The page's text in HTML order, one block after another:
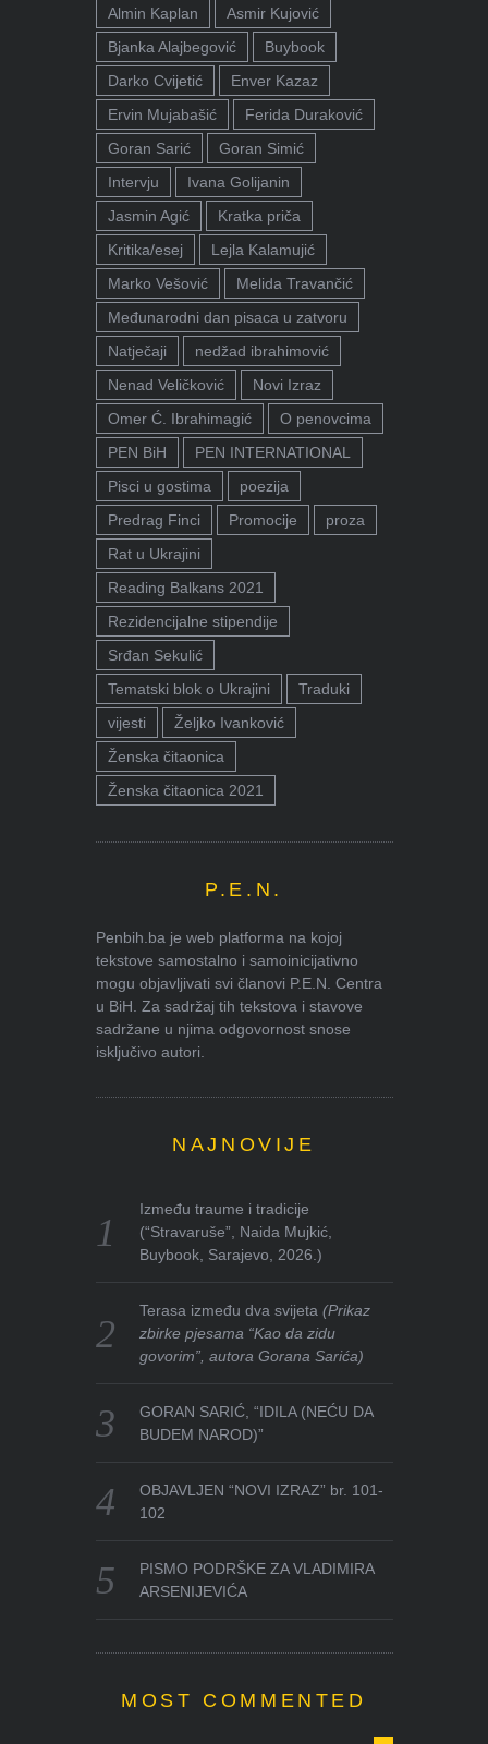
Almin Kaplan
Asmir Kujović
Bjanka Alajbegović
Buybook
Darko Cvijetić
Enver Kazaz
Ervin Mujabašić
Ferida Duraković
Goran Sarić
Goran Simić
Intervju
Ivana Golijanin
Jasmin Agić
Kratka priča
Kritika/esej
Lejla Kalamujić
Marko Vešović
Melida Travančić
Međunarodni dan pisaca u zatvoru
Natječaji
nedžad ibrahimović
Nenad Veličković
Novi Izraz
Omer Ć. Ibrahimagić
O penovcima
PEN BiH
PEN INTERNATIONAL
Pisci u gostima
poezija
Predrag Finci
Promocije
proza
Rat u Ukrajini
Reading Balkans 2021
Rezidencijalne stipendije
Srđan Sekulić
Tematski blok o Ukrajini
Traduki
vijesti
Željko Ivanković
Ženska čitaonica
Ženska čitaonica 2021
P.E.N.
Penbih.ba je web platforma na kojoj
tekstove samostalno i samoinicijativno
mogu objavljivati svi članovi P.E.N. Centra
u BiH. Za sadržaj tih tekstova i stavove
sadržane u njima odgovornost snose
isključivo autori.
NAJNOVIJE
Između traume i tradicije
(“Stravaruše”, Naida Mujkić,
Buybook, Sarajevo, 2026.)
Terasa između dva svijeta(Prikaz
zbirke pjesama “Kao da zidu
govorim”, autora Gorana Sarića)
GORAN SARIĆ, “IDILA (NEĆU DA
BUDEM NAROD)”
OBJAVLJEN “NOVI IZRAZ” br. 101-
102
PISMO PODRŠKE ZA VLADIMIRA
ARSENIJEVIĆA
MOST COMMENTED